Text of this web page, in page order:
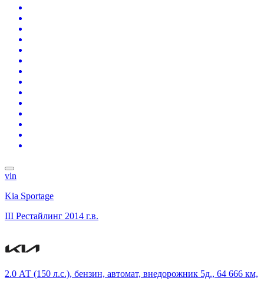
vin
Kia Sportage
III Рестайлинг 2014 г.в.
2.0 АТ (150 л.с.), бензин, автомат, внедорожник 5д., 64 666 км,